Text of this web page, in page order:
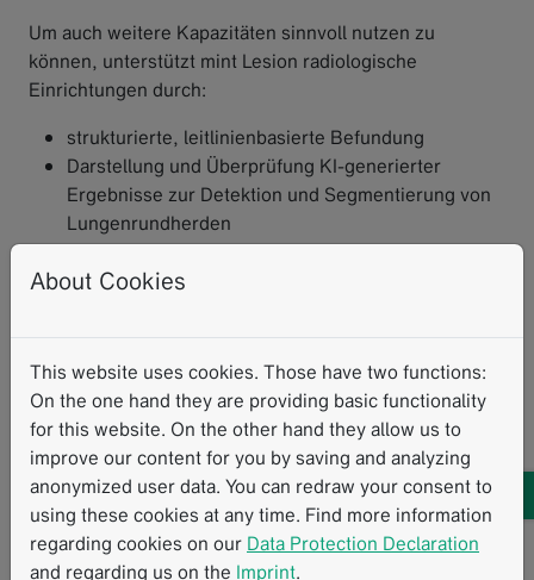
Um auch weitere Kapazitäten sinnvoll nutzen zu
können, unterstützt mint Lesion radiologische
Einrichtungen durch:
strukturierte, leitlinienbasierte Befundung
Darstellung und Überprüfung KI-generierter
Ergebnisse zur Detektion und Segmentierung von
Lungenrundherden
direkte Bearbeitung und Validierungder KI-
generierten Ergebnisse
Bewertungen entsprechend radiologischer
Anpassungen.
Zusammenarbeit mit
Zweitbefundungszentren
Die verpflichtende Zweitbefundung ist ein fester
Bestandteil des LCS – und gleichzeitig ein potenzieller
About Cookies
This website uses cookies. Those have two functions:
On the one hand they are providing basic functionality
for this website. On the other hand they allow us to
improve our content for you by saving and analyzing
anonymized user data. You can redraw your consent to
using these cookies at any time. Find more information
regarding cookies on our Data Protection Declaration
and regarding us on the Imprint.